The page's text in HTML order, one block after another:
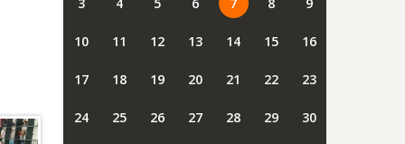
10 11 12 13 14 15 16
17 18 19 20 21 22 23
24 25 26 27 28 29 30